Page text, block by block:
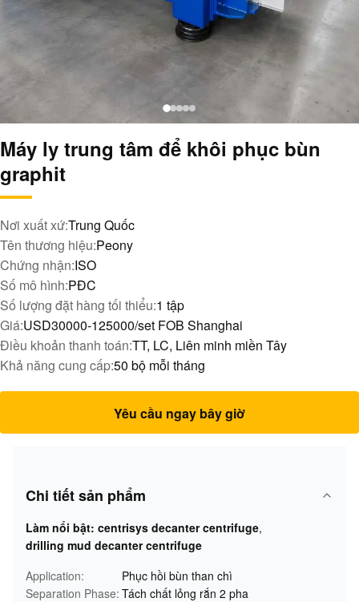
Máy ly trung tâm để khôi phục bùn
graphit
Nơi xuất xứ:Trung Quốc
Tên thương hiệu:Peony
Chứng nhận:ISO
Số mô hình:PĐC
Số lượng đặt hàng tối thiểu:1 tập
Giá:USD30000-125000/set FOB Shanghai
Điều khoản thanh toán:TT, LC, Liên minh miền Tây
Khả năng cung cấp:50 bộ mỗi tháng
Yêu cầu ngay bây giờ
Chi tiết sản phẩm
Làm nổi bật: centrisys decanter centrifuge,
drilling mud decanter centrifuge
Application:
Phục hồi bùn than chì
Separation Phase: Tách chất lỏng rắn 2 pha